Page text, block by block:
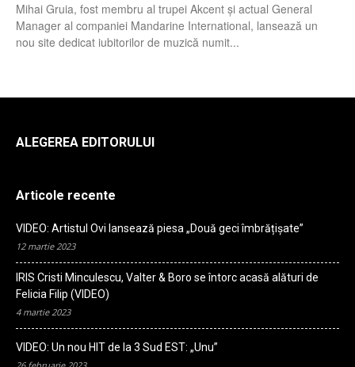
Mihai Gruia, fost membru al trupei Akcent și actual General
Manager al companiei Mandarine International, lansează un
nou site dedicat iubitorilor de muzică numit...
ALEGEREA EDITORULUI
Articole recente
VIDEO: Artistul Ovi lansează piesa „Două geci îmbrățișate”
12 martie 2023
IRIS Cristi Minculescu, Valter & Boro se întorc acasă alături de
Felicia Filip (VIDEO)
4 martie 2023
VIDEO: Un nou HIT de la 3 Sud EST: „Unu”